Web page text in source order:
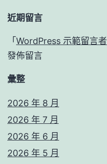
近期留言
「 WordPress 示範留言者
發佈留言
彙整
2026 年 8 月
2026 年 7 月
2026 年 6 月
2026 年 5 月